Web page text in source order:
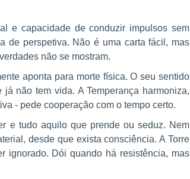
e capacidade de conduzir impulsos sem
de perspetiva. Não é uma carta fácil, mas
não se mostram.
aponta para morte física. O seu sentido
não tem vida. A Temperança harmoniza,
- pede cooperação com o tempo certo.
e tudo aquilo que prende ou seduz. Nem
desde que exista consciência. A Torre
ignorado. Dói quando há resistência, mas